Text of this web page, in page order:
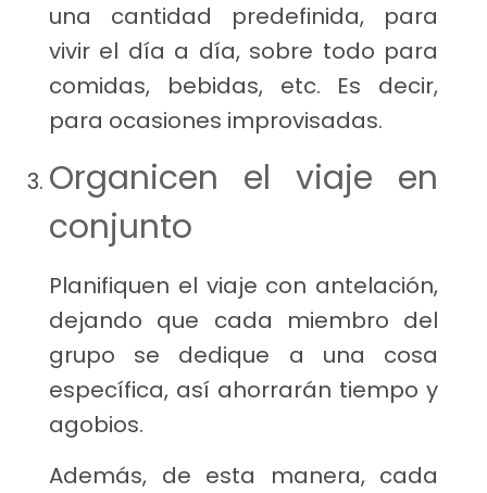
una cantidad predefinida, para
vivir el día a día, sobre todo para
comidas, bebidas, etc. Es decir,
para ocasiones improvisadas.
Organicen el viaje en
conjunto
Planifiquen el viaje con antelación,
dejando que cada miembro del
grupo se dedique a una cosa
específica, así ahorrarán tiempo y
agobios.
Además, de esta manera, cada